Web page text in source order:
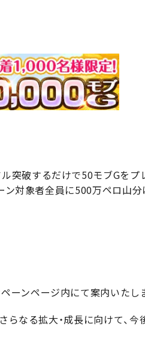
突破するだけで50モブGをプ
ン対象者全員に500万ペロ山
ーンページ内にて案内いたし
なる拡大・成長に向けて、